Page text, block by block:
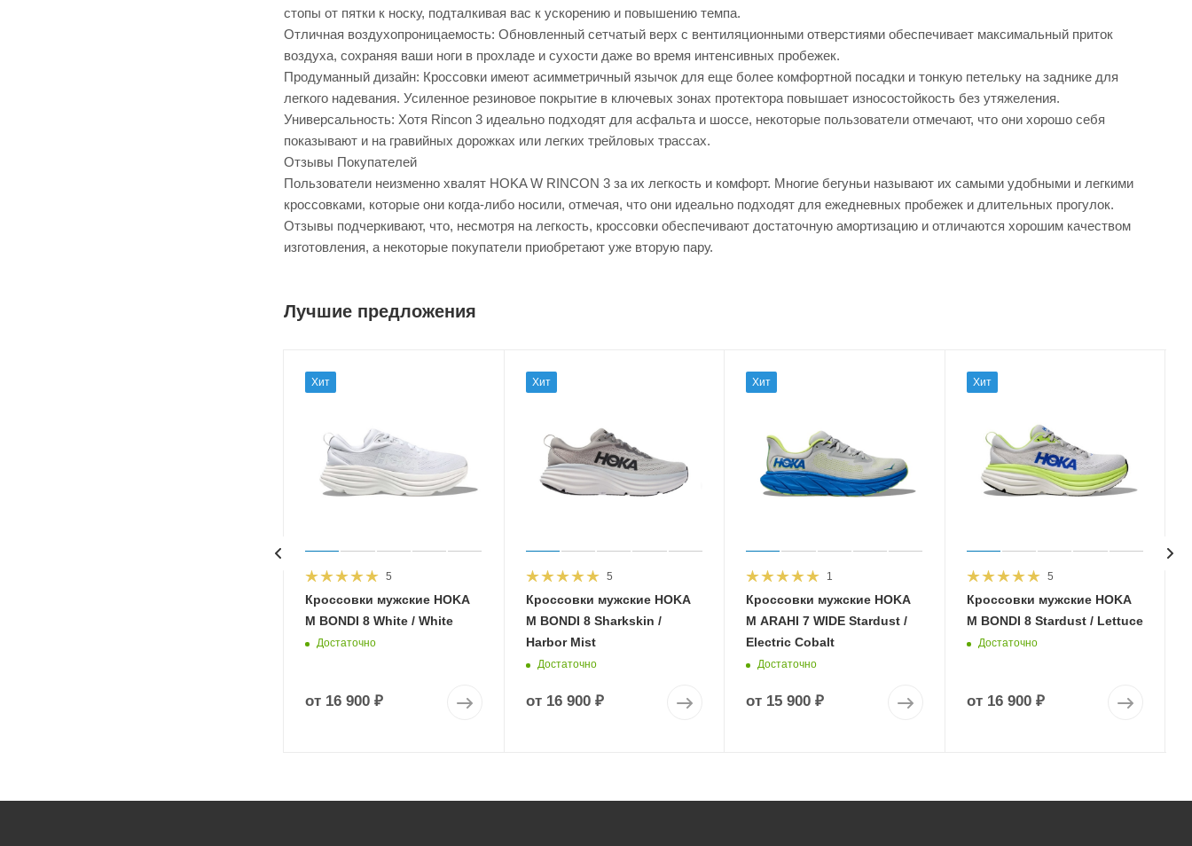
стопы от пятки к носку, подталкивая вас к ускорению и повышению темпа.
Отличная воздухопроницаемость: Обновленный сетчатый верх с вентиляционными отверстиями обеспечивает максимальный приток
воздуха, сохраняя ваши ноги в прохладе и сухости даже во время интенсивных пробежек.
Продуманный дизайн: Кроссовки имеют асимметричный язычок для еще более комфортной посадки и тонкую петельку на заднике для
легкого надевания. Усиленное резиновое покрытие в ключевых зонах протектора повышает износостойкость без утяжеления.
Универсальность: Хотя Rincon 3 идеально подходят для асфальта и шоссе, некоторые пользователи отмечают, что они хорошо себя
показывают и на гравийных дорожках или легких трейловых трассах.
Отзывы Покупателей
Пользователи неизменно хвалят HOKA W RINCON 3 за их легкость и комфорт. Многие бегуньи называют их самыми удобными и легкими
кроссовками, которые они когда-либо носили, отмечая, что они идеально подходят для ежедневных пробежек и длительных прогулок.
Отзывы подчеркивают, что, несмотря на легкость, кроссовки обеспечивают достаточную амортизацию и отличаются хорошим качеством
изготовления, а некоторые покупатели приобретают уже вторую пару.
Лучшие предложения
Хит
5
Кроссовки мужские HOKA
M BONDI 8 White / White
Достаточно
от 16 900 ₽
Хит
5
Кроссовки мужские HOKA
M BONDI 8 Sharkskin /
Harbor Mist
Достаточно
от 16 900 ₽
Хит
1
Кроссовки мужские HOKA
M ARAHI 7 WIDE Stardust /
Electric Cobalt
Достаточно
от 15 900 ₽
Хит
5
Кроссовки мужские HOKA
M BONDI 8 Stardust / Lettuce
Достаточно
от 16 900 ₽